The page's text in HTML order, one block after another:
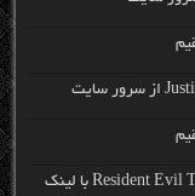
دانلود رایگان فیلم خارجی Resident Evil The Final Chapter 2017 با لینک